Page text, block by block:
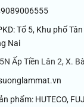
Tổ 5, Khu phố
Nai
Ấp Tiền Lân 2, X.
phẩm: HUTECO,